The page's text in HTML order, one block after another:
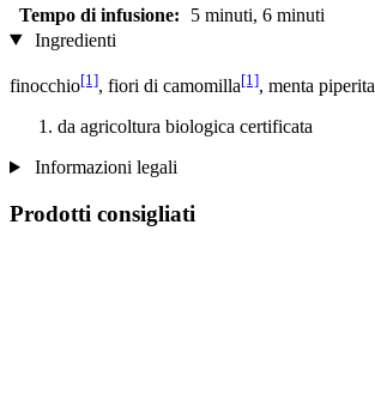
Tempo di infusione:
5 minuti, 6 minuti
Ingredienti
finocchio[1], fiori di camomilla[1], menta piperita
da agricoltura biologica certificata
Informazioni legali
Prodotti consigliati